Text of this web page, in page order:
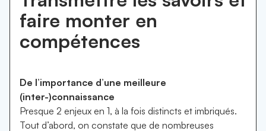
faire monter en
compétences
De l’importance d’une meilleure
(inter-)connaissance
Presque 2 enjeux en 1, à la fois distincts et imbriqués.
Tout d’abord, on constate que de nombreuses